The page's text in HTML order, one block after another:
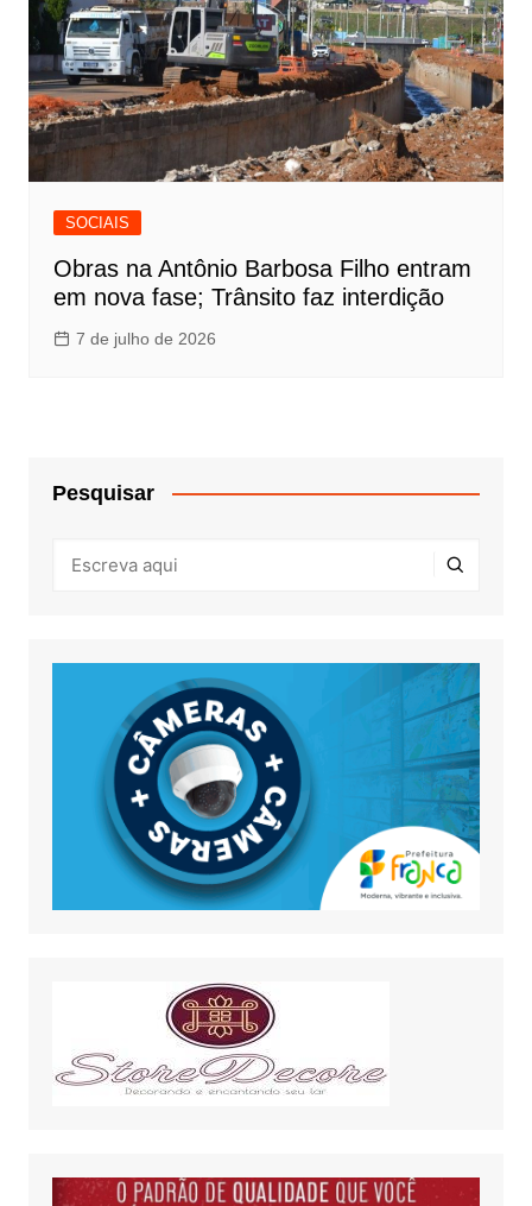
SOCIAIS
Obras na Antônio Barbosa Filho entram
em nova fase; Trânsito faz interdição
7 de julho de 2026
Pesquisar